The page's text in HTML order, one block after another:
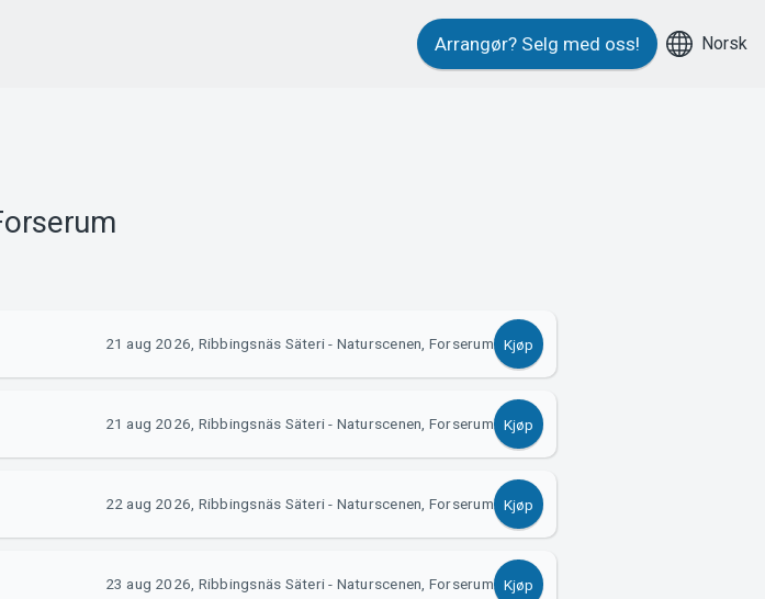
Arrangør? Selg med oss! Norsk
21 aug 2026, Ribbingsnäs Säteri - Naturscenen, Forserum Kjøp
21 aug 2026, Ribbingsnäs Säteri - Naturscenen, Forserum Kjøp
22 aug 2026, Ribbingsnäs Säteri - Naturscenen, Forserum Kjøp
23 aug 2026, Ribbingsnäs Säteri - Naturscenen, Forserum Kjøp